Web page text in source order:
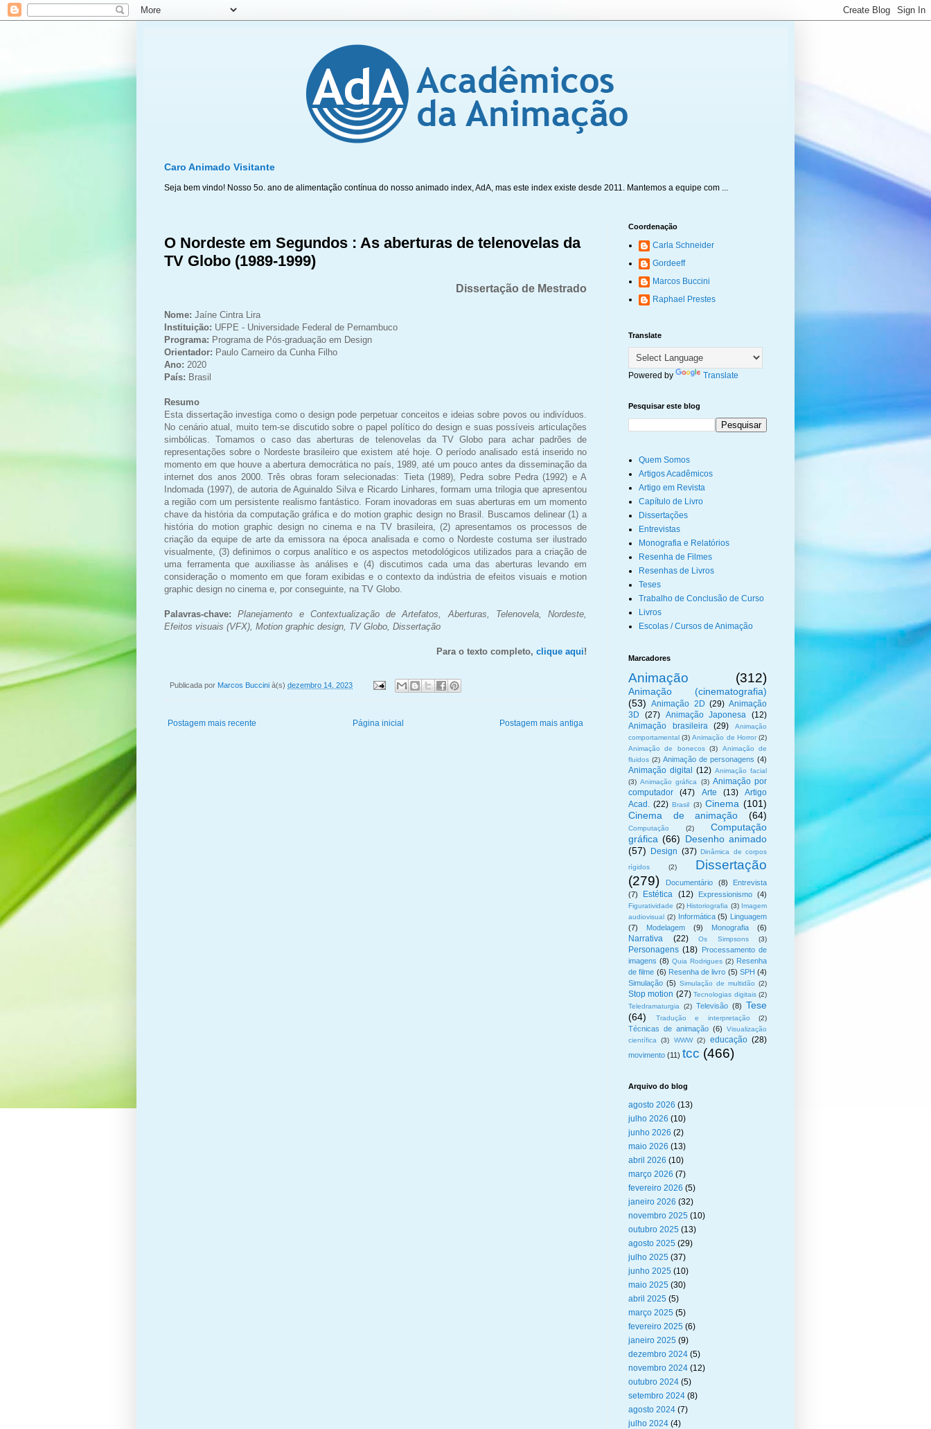
Caro Animado Visitante
Seja bem vindo! Nosso 5o. ano de alimentação contínua do nosso animado index, AdA, mas este index existe desde 2011. Mantemos a equipe com ...
O Nordeste em Segundos : As aberturas de telenovelas da
TV Globo (1989-1999)
Dissertação de Mestrado
Nome: Jaíne Cintra Lira
Instituição: UFPE - Universidade Federal de Pernambuco
Programa: Programa de Pós-graduação em Design
Orientador: Paulo Carneiro da Cunha Filho
Ano: 2020
País: Brasil
Resumo
Esta dissertação investiga como o design pode perpetuar conceitos e ideias sobre povos ou indivíduos.
No cenário atual, muito tem-se discutido sobre o papel político do design e suas possíveis articulações
simbólicas. Tomamos o caso das aberturas de telenovelas da TV Globo para achar padrões de
representações sobre o Nordeste brasileiro que existem até hoje. O período analisado está inserido no
momento em que houve a abertura democrática no país, 1989, até um pouco antes da disseminação da
internet dos anos 2000. Três obras foram selecionadas: Tieta (1989), Pedra sobre Pedra (1992) e A
Indomada (1997), de autoria de Aguinaldo Silva e Ricardo Linhares, formam uma trilogia que apresentou
a região com um persistente realismo fantástico. Foram inovadoras em suas aberturas em um momento
chave da história da computação gráfica e do motion graphic design no Brasil. Buscamos delinear (1) a
história do motion graphic design no cinema e na TV brasileira, (2) apresentamos os processos de
criação da equipe de arte da emissora na época analisada e como o Nordeste costuma ser ilustrado
visualmente, (3) definimos o corpus analítico e os aspectos metodológicos utilizados para a criação de
uma ferramenta que auxiliasse às análises e (4) discutimos cada uma das aberturas levando em
consideração o momento em que foram exibidas e o contexto da indústria de efeitos visuais e motion
graphic design no cinema e, por conseguinte, na TV Globo.
Palavras-chave:Planejamento e Contextualização de Artefatos, Aberturas, Telenovela, Nordeste,
Efeitos visuais (VFX), Motion graphic design, TV Globo, Dissertação
Para o texto completo, clique aqui!
Publicada por Marcos Buccini à(s) dezembro 14, 2023
Postagem mais recente Postagem mais antiga
Página inicial
Coordenação
Carla Schneider
Gordeeff
Marcos Buccini
Raphael Prestes
Translate
Powered by Translate
Pesquisar este blog
Quem Somos
Artigos Acadêmicos
Artigo em Revista
Capítulo de Livro
Dissertações
Entrevistas
Monografia e Relatórios
Resenha de Filmes
Resenhas de Livros
Teses
Trabalho de Conclusão de Curso
Livros
Escolas / Cursos de Animação
Marcadores
Animação (312)
Animação (cinematografia)
(53) Animação 2D (29) Animação
3D
(27) Animação Japonesa (12)
Animação brasileira
(29)
Animação
comportamental (3) Animação de Horror (2)
Animação de bonecos (3)
Animação de
fluidos (2) Animação de personagens (4)
Animação digital (12) Animação facial
(3) Animação gráfica (3) Animação por
computador
(47) Arte (13)
Artigo
Acad. (22) Brasil (3) Cinema (101)
Cinema de animação
(64)
Computação (2)
Computação
gráfica (66) Desenho animado
(57)
Design (37) Dinâmica de corpos
rígidos
(2)
Dissertação
(279)
Documentário (8)
Entrevista
(7)
Estética (12) Expressionismo (4)
Figuratividade (2) Historiografia (3) Imagem
audiovisual (2) Informática (5) Linguagem
(7)
Modelagem (9) Monografia (6)
Narrativa (22) Os Simpsons (3)
Personagens (18) Processamento de
imagens (8) Quia Rodrigues (2) Resenha
de filme (6) Resenha de livro (5) SPH (4)
Simulação (5) Simulação de multidão (2)
Stop motion (27) Tecnologias digitais (2)
Teledramaturgia
(2) Televisão (8) Tese
(64)
Tradução e interpretação (2)
Técnicas de animação (6)
Visualização
científica
(3) WWW (2) educação (28)
movimento (11) tcc (466)
Arquivo do blog
agosto 2026 (13)
julho 2026 (10)
junho 2026 (2)
maio 2026 (13)
abril 2026 (10)
março 2026 (7)
fevereiro 2026 (5)
janeiro 2026 (32)
novembro 2025 (10)
outubro 2025 (13)
agosto 2025 (29)
julho 2025 (37)
junho 2025 (10)
maio 2025 (30)
abril 2025 (5)
março 2025 (5)
fevereiro 2025 (6)
janeiro 2025 (9)
dezembro 2024 (5)
novembro 2024 (12)
outubro 2024 (5)
setembro 2024 (8)
agosto 2024 (7)
julho 2024 (4)